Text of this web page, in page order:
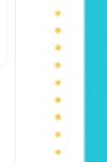
1,312,500